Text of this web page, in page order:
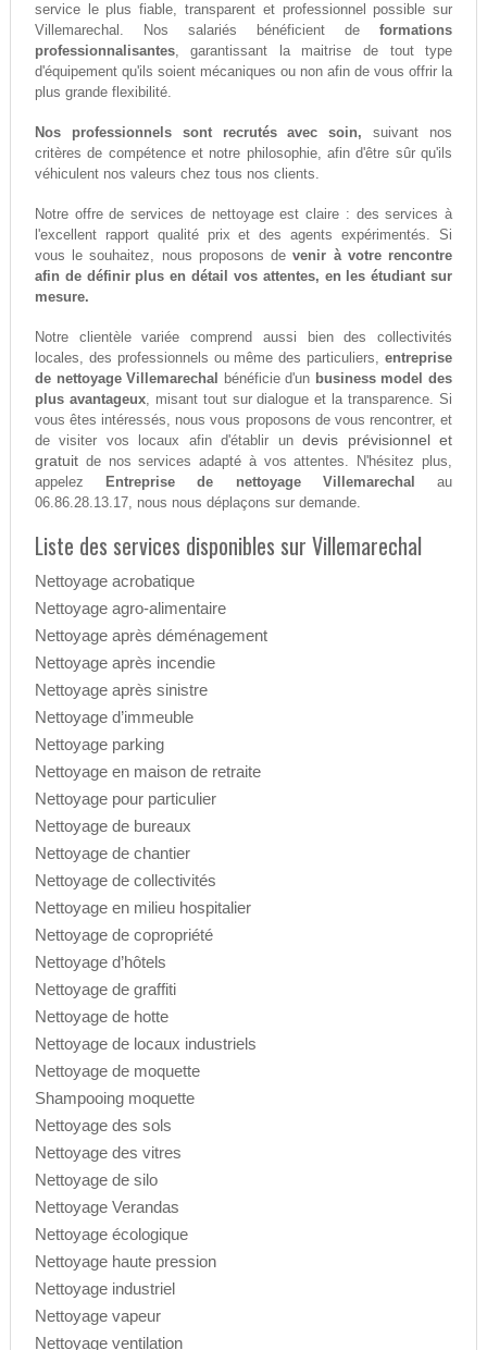
service le plus fiable, transparent et professionnel possible sur
Villemarechal. Nos salariés bénéficient deformations
professionnalisantes, garantissant la maitrise de tout type
d'équipement qu'ils soient mécaniques ou non afin de vous offrir la
plus grande flexibilité.
Nos professionnels sont recrutés avec soin, suivant nos
critères de compétence et notre philosophie, afin d'être sûr qu'ils
véhiculent nos valeurs chez tous nos clients.
Notre offre de services de nettoyage est claire : des services à
l'excellent rapport qualité prix et des agents expérimentés. Si
vous le souhaitez, nous proposons devenir à votre rencontre
afin de définir plus en détail vos attentes, en les étudiant sur
mesure.
Notre clientèle variée comprend aussi bien des collectivités
locales, des professionnels ou même des particuliers,entreprise
de nettoyage Villemarechal
bénéficie d'un business model des
plus avantageux, misant tout sur dialogue et la transparence. Si
vous êtes intéressés, nous vous proposons de vous rencontrer, et
de visiter vos locaux afin d'établir undevis prévisionnel et
gratuitde nos services adapté à vos attentes. N'hésitez plus,
appelez
Entreprise de nettoyage Villemarechal
au
06.86.28.13.17, nous nous déplaçons sur demande.
Liste des services disponibles sur Villemarechal
Nettoyage acrobatique
Nettoyage agro-alimentaire
Nettoyage après déménagement
Nettoyage après incendie
Nettoyage après sinistre
Nettoyage d’immeuble
Nettoyage parking
Nettoyage en maison de retraite
Nettoyage pour particulier
Nettoyage de bureaux
Nettoyage de chantier
Nettoyage de collectivités
Nettoyage en milieu hospitalier
Nettoyage de copropriété
Nettoyage d’hôtels
Nettoyage de graffiti
Nettoyage de hotte
Nettoyage de locaux industriels
Nettoyage de moquette
Shampooing moquette
Nettoyage des sols
Nettoyage des vitres
Nettoyage de silo
Nettoyage Verandas
Nettoyage écologique
Nettoyage haute pression
Nettoyage industriel
Nettoyage vapeur
Nettoyage ventilation